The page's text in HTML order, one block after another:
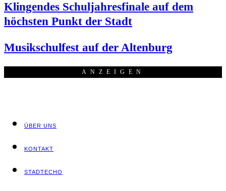
Klin­gen­des Schul­jah­res­fi­na­le auf dem
höchs­ten Punkt der Stadt
Musik­schul­fest auf der Altenburg
ANZEI­GEN
ÜBER UNS
KON­TAKT
STADT­ECHO